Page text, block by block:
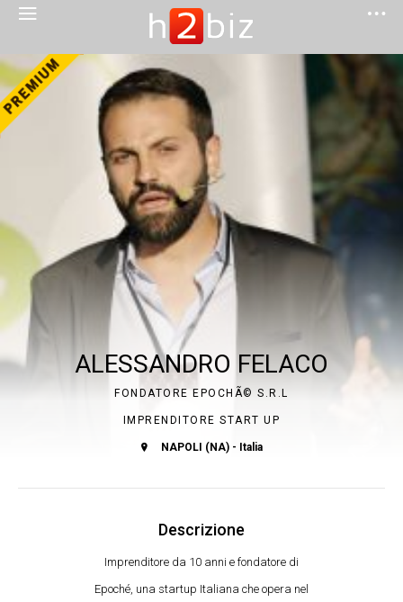
ALESSANDRO FELACO
FONDATORE EPOCHÃ© S.R.L
IMPRENDITORE START UP
NAPOLI (NA) - Italia
Descrizione
Imprenditore da 10 anni e fondatore di
Epoché, una startup Italiana che opera nel